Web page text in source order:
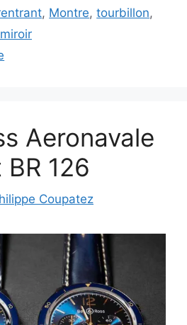
, Montre,tourbillon,
Aeronavale
BR 126
Coupatez